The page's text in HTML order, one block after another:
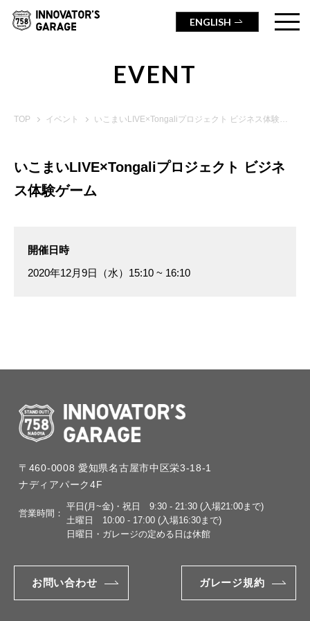
ENGLISH
EVENT
TOP イベント いこまいLIVE×Tongaliプロジェクト ビジネス体験ゲーム
いこまいLIVE×Tongaliプロジェクト ビジネ
ス体験ゲーム
開催日時
2020年12月9日（水）15:10 ~ 16:10
〒460-0008 愛知県名古屋市中区栄3-18-1
ナディアパーク4F
営業時間：
平日(月~金)・祝日
9:30 - 21:30 (入場21:00まで)
土曜日
10:00 - 17:00 (入場16:30まで)
日曜日・ガレージの定める日は休館
お問い合わせ ガレージ規約